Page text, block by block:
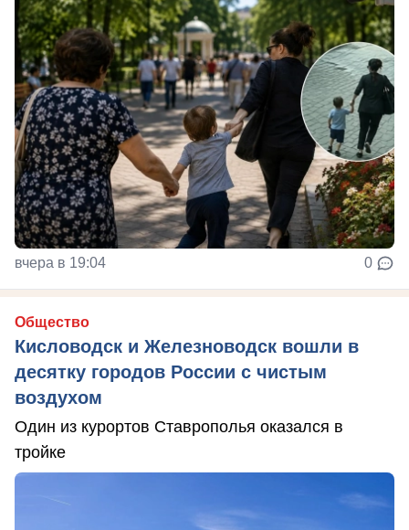
вчера в 19:04 0
Общество
Кисловодск и Железноводск вошли в
десятку городов России с чистым
воздухом
Один из курортов Ставрополья оказался в
тройке